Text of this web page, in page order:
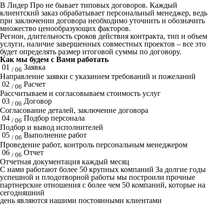
В Лидер Про не бывает типовых договоров. Каждый
клиентский заказ обрабатывает персональный менеджер, ведь
при заключении договора необходимо уточнить и обозначить
множество ценообразующих факторов.
Регион, длительность сроков действия контракта, тип и объем
услуги, наличие завершенных совместных проектов – все это
будет определять размер итоговой суммы по договору.
Как мы будем с Вами работать
01 / 06 Заявка
Направление заявки с указанием требований и пожеланий
02 / 06 Расчет
Рассчитываем и согласовываем стоимость услуг
03 / 06 Договор
Согласование деталей, заключение договора
04 / 06 Подбор персонала
Подбор и вывод исполнителей
05 / 06 Выполнение работ
Проведение работ, контроль персональным менеджером
06 / 06 Отчет
Отчетная документация каждый месяц
C нами работают более 50 крупных компаний За долгие годы
успешной и плодотворной работы мы построили прочные
партнерские отношения с более чем 50 компаний, которые на
сегодняшний
день являются нашими постоянными клиентами